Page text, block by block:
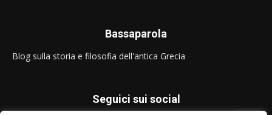
Bassaparola
Blog sulla storia e filosofia dell'antica Grecia
Seguici sui social